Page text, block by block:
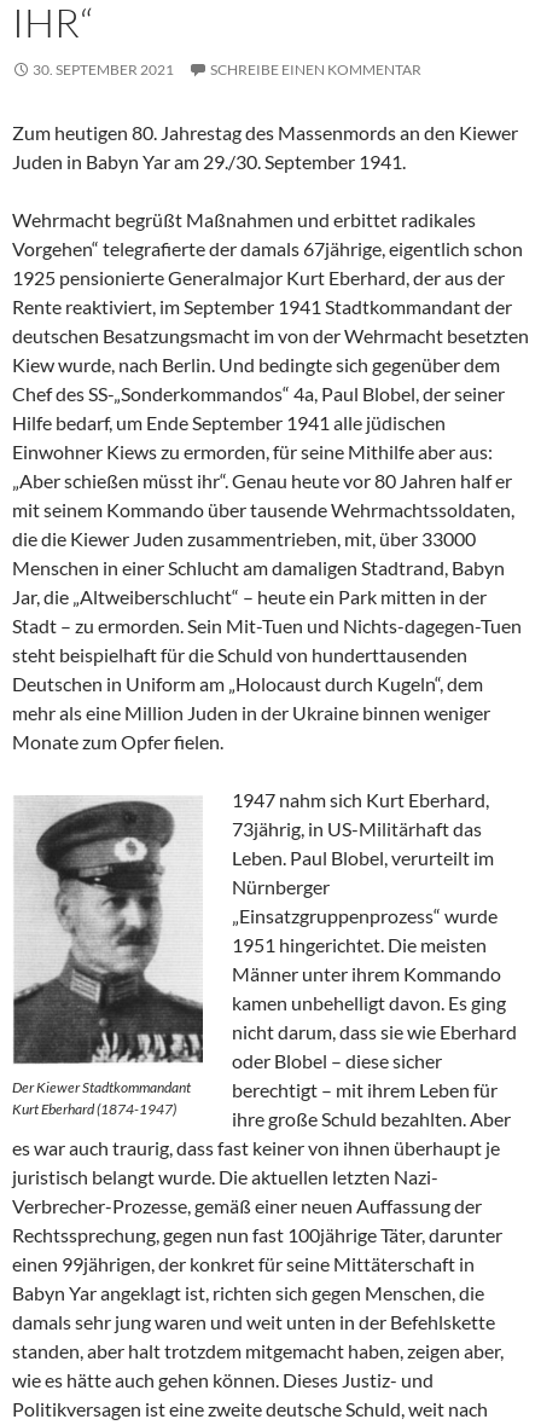
IHR“
30. SEPTEMBER 2021 SCHREIBE EINEN KOMMENTAR
Zum heutigen 80. Jahrestag des Massenmords an den Kiewer
Juden in Babyn Yar am 29./30. September 1941.
Wehrmacht begrüßt Maßnahmen und erbittet radikales
Vorgehen“ telegrafierte der damals 67jährige, eigentlich schon
1925 pensionierte Generalmajor Kurt Eberhard, der aus der
Rente reaktiviert, im September 1941 Stadtkommandant der
deutschen Besatzungsmacht im von der Wehrmacht besetzten
Kiew wurde, nach Berlin. Und bedingte sich gegenüber dem
Chef des SS-„Sonderkommandos“ 4a, Paul Blobel, der seiner
Hilfe bedarf, um Ende September 1941 alle jüdischen
Einwohner Kiews zu ermorden, für seine Mithilfe aber aus:
„Aber schießen müsst ihr“. Genau heute vor 80 Jahren half er
mit seinem Kommando über tausende Wehrmachtssoldaten,
die die Kiewer Juden zusammentrieben, mit, über 33000
Menschen in einer Schlucht am damaligen Stadtrand, Babyn
Jar, die „Altweiberschlucht“ – heute ein Park mitten in der
Stadt – zu ermorden. Sein Mit-Tuen und Nichts-dagegen-Tuen
steht beispielhaft für die Schuld von hunderttausenden
Deutschen in Uniform am „Holocaust durch Kugeln“, dem
mehr als eine Million Juden in der Ukraine binnen weniger
Monate zum Opfer fielen.
Der Kiewer Stadtkommandant
Kurt Eberhard (1874-1947)
1947 nahm sich Kurt Eberhard,
73jährig, in US-Militärhaft das
Leben. Paul Blobel, verurteilt im
Nürnberger
„Einsatzgruppenprozess“ wurde
1951 hingerichtet. Die meisten
Männer unter ihrem Kommando
kamen unbehelligt davon. Es ging
nicht darum, dass sie wie Eberhard
oder Blobel – diese sicher
berechtigt – mit ihrem Leben für
ihre große Schuld bezahlten. Aber
es war auch traurig, dass fast keiner von ihnen überhaupt je
juristisch belangt wurde. Die aktuellen letzten Nazi-
Verbrecher-Prozesse, gemäß einer neuen Auffassung der
Rechtssprechung, gegen nun fast 100jährige Täter, darunter
einen 99jährigen, der konkret für seine Mittäterschaft in
Babyn Yar angeklagt ist, richten sich gegen Menschen, die
damals sehr jung waren und weit unten in der Befehlskette
standen, aber halt trotzdem mitgemacht haben, zeigen aber,
wie es hätte auch gehen können. Dieses Justiz- und
Politikversagen ist eine zweite deutsche Schuld, weit nach